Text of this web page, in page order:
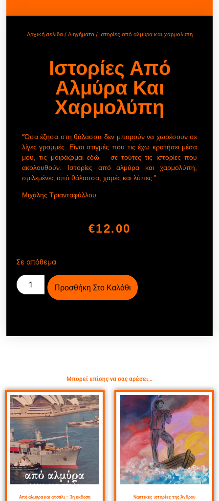
Αρχική σελίδα/ Διηγήματα/ Ιστορίες από αλμύρα και χαρμολύπη
Ιστορίες Από
Αλμύρα Και
Χαρμολύπη
“Όσα έζησα στη θάλασσα δεν μπορούν να χωρέσουν σε
λίγες γραμμές. Είναι στιγμές που τις έχω κρατήσει μέσα
μου, τις μοιράζομαι εδώ – σε τούτες τις ιστορίες που
ακολουθούν. Ιστορίες από αλμύρα και χαρμολύπη,
σμιλεμένες από θάλασσα, χαρές και λύπες.”
Μιχάλης Τριανταφύλλου
€12.00
Σε απόθεμα
Προσθήκη Στο Καλάθι
Μπορεί επίσης να σας αρέσει…
Από αλμύρα και ατσάλι – 3η έκδοση Ναυτικές ιστορίες της Άνδρου